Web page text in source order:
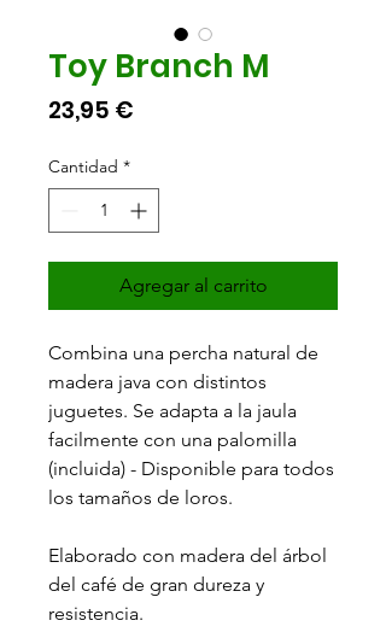
Toy Branch M
23,95 €
Cantidad *
Agregar al carrito
Combina una percha natural de
madera java con distintos
juguetes. Se adapta a la jaula
facilmente con una palomilla
(incluida) - Disponible para todos
los tamaños de loros.
Elaborado con madera del árbol
del café de gran dureza y
resistencia.